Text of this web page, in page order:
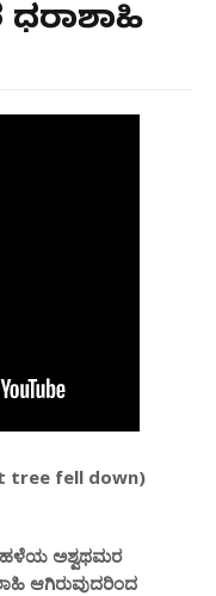
tree fell down)
ಹಳೆಯ ಅಶ್ವಥಮರ
ಆಗಿರುವುದರಿಂದ